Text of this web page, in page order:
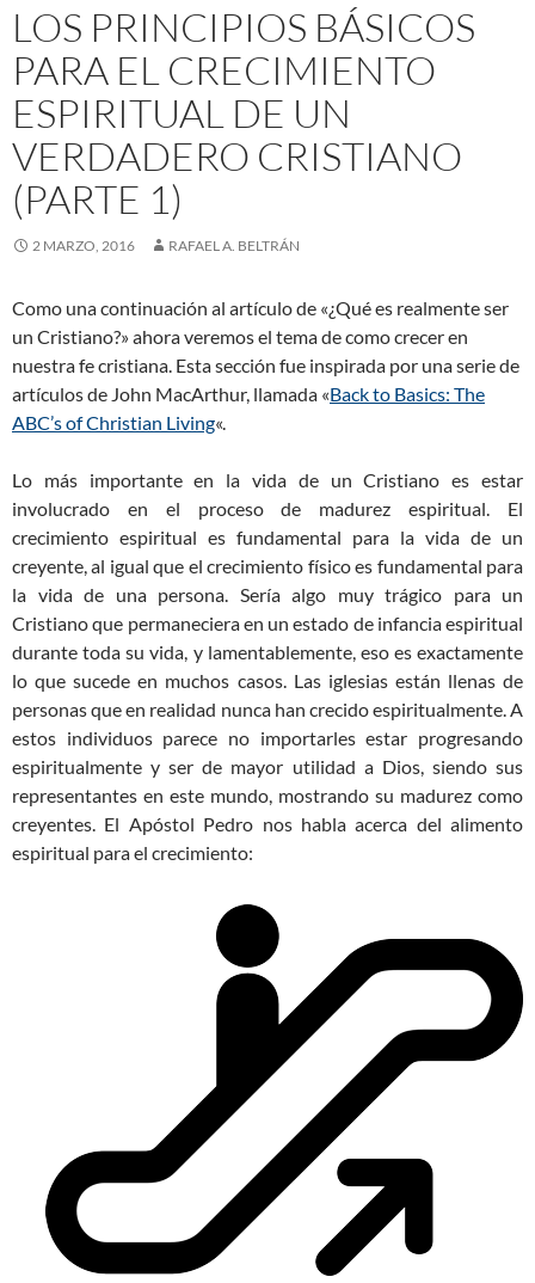
LOS PRINCIPIOS BÁSICOS
PARA EL CRECIMIENTO
ESPIRITUAL DE UN
VERDADERO CRISTIANO
(PARTE 1)
2 MARZO, 2016 RAFAEL A. BELTRÁN
Como una continuación al artículo de «¿Qué es realmente ser
un Cristiano?» ahora veremos el tema de como crecer en
nuestra fe cristiana. Esta sección fue inspirada por una serie de
artículos de John MacArthur, llamada «Back to Basics: The
ABC’s of Christian Living«.
Lo más importante en la vida de un Cristiano es estar
involucrado en el proceso de madurez espiritual. El
crecimiento espiritual es fundamental para la vida de un
creyente, al igual que el crecimiento físico es fundamental para
la vida de una persona. Sería algo muy trágico para un
Cristiano que permaneciera en un estado de infancia espiritual
durante toda su vida, y lamentablemente, eso es exactamente
lo que sucede en muchos casos. Las iglesias están llenas de
personas que en realidad nunca han crecido espiritualmente. A
estos individuos parece no importarles estar progresando
espiritualmente y ser de mayor utilidad a Dios, siendo sus
representantes en este mundo, mostrando su madurez como
creyentes. El Apóstol Pedro nos habla acerca del alimento
espiritual para el crecimiento: